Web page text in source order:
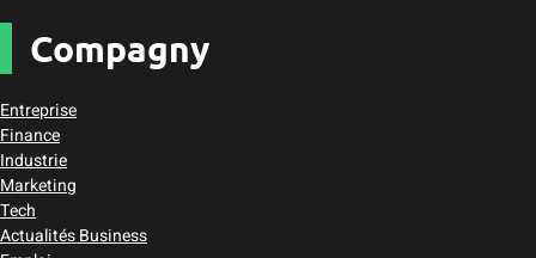
Compagny
Entreprise
Finance
Industrie
Marketing
Tech
Actualités Business